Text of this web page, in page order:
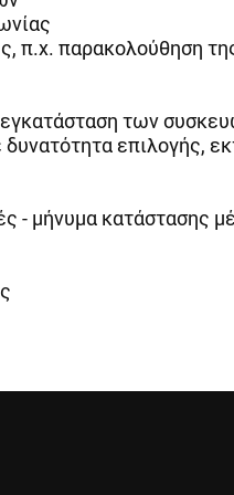
π.χ. παρακολούθηση
των
επιλογής,
- μήνυμα κατάστασης